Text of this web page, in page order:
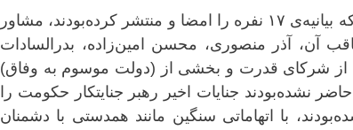
روز ۱۹ بهمن بعد از دستگیری سە‌تن از امضاکنندگان کە بیانیە‌ی ١٧ نفرە را امضا و منتشر کردە‌بودند، مشاور
آن، آذر منصوری، محسن امین‌زاده، بدرالسادات
از شرکای قدرت و بخشی از (دولت موسوم بە وفاق)
نشدە‌بودند جنایات اخیر رهبر جنایتکار حکومت را
با اتهاماتی سنگین مانند همدستی با دشمنان